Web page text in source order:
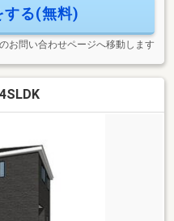
する(無料)
お問い合わせページへ移動します